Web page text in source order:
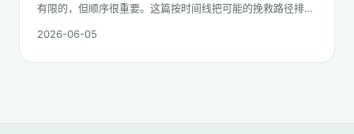
有限的，但顺序很重要。这篇按时间线把可能的挽救路径排一
2026-06-05